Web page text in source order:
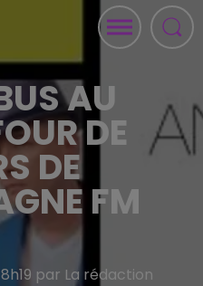
AU
DE
DE
FM
par La rédaction